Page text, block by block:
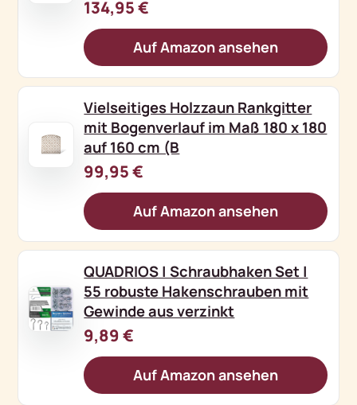
134,95 €
Auf Amazon ansehen
Vielseitiges Holzzaun Rankgitter
mit Bogenverlauf im Maß 180 x 180
auf 160 cm (B
99,95 €
Auf Amazon ansehen
QUADRIOS | Schraubhaken Set |
55 robuste Hakenschrauben mit
Gewinde aus verzinkt
9,89 €
Auf Amazon ansehen